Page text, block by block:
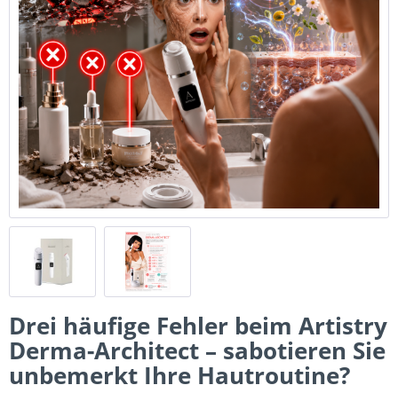
Drei häufige Fehler beim Artistry
Derma-Architect – sabotieren Sie
unbemerkt Ihre Hautroutine?